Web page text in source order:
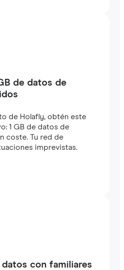
de datos de
de Holafly, obtén este
1 GB de datos de
coste. Tu red de
imprevistas.
con familiares